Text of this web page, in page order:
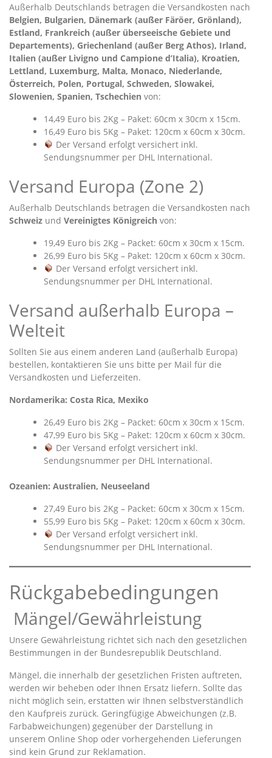
Außerhalb Deutschlands betragen die Versandkosten nach
Belgien, Bulgarien, Dänemark (außer Färöer, Grönland),
Estland, Frankreich (außer überseeische Gebiete und
Departements), Griechenland (außer Berg Athos), Irland,
Italien (außer Livigno und Campione d’Italia), Kroatien,
Lettland, Luxemburg, Malta, Monaco, Niederlande,
Österreich, Polen, Portugal, Schweden, Slowakei,
Slowenien, Spanien, Tschechien von:
14,49 Euro bis 2Kg – Paket: 60cm x 30cm x 15cm.
16,49 Euro bis 5Kg – Paket: 120cm x 60cm x 30cm.
Der Versand erfolgt versichert inkl.
Sendungsnummer per DHL International.
Versand Europa (Zone 2)
Außerhalb Deutschlands betragen die Versandkosten nach
Schweiz und Vereinigtes Königreich von:
19,49 Euro bis 2Kg – Packet: 60cm x 30cm x 15cm.
26,99 Euro bis 5Kg – Paket: 120cm x 60cm x 30cm.
Der Versand erfolgt versichert inkl.
Sendungsnummer per DHL International.
Versand außerhalb Europa –
Welteit
Sollten Sie aus einem anderen Land (außerhalb Europa)
bestellen, kontaktieren Sie uns bitte per Mail für die
Versandkosten und Lieferzeiten.
Nordamerika: Costa Rica, Mexiko
26,49 Euro bis 2Kg – Packet: 60cm x 30cm x 15cm.
47,99 Euro bis 5Kg – Paket: 120cm x 60cm x 30cm.
Der Versand erfolgt versichert inkl.
Sendungsnummer per DHL International.
Ozeanien: Australien, Neuseeland
27,49 Euro bis 2Kg – Packet: 60cm x 30cm x 15cm.
55,99 Euro bis 5Kg – Paket: 120cm x 60cm x 30cm.
Der Versand erfolgt versichert inkl.
Sendungsnummer per DHL International.
Rückgabebedingungen
Mängel/Gewährleistung
Unsere Gewährleistung richtet sich nach den gesetzlichen
Bestimmungen in der Bundesrepublik Deutschland.
Mängel, die innerhalb der gesetzlichen Fristen auftreten,
werden wir beheben oder Ihnen Ersatz liefern. Sollte das
nicht möglich sein, erstatten wir Ihnen selbstverständlich
den Kaufpreis zurück. Geringfügige Abweichungen (z.B.
Farbabweichungen) gegenüber der Darstellung in
unserem Online Shop oder vorhergehenden Lieferungen
sind kein Grund zur Reklamation.